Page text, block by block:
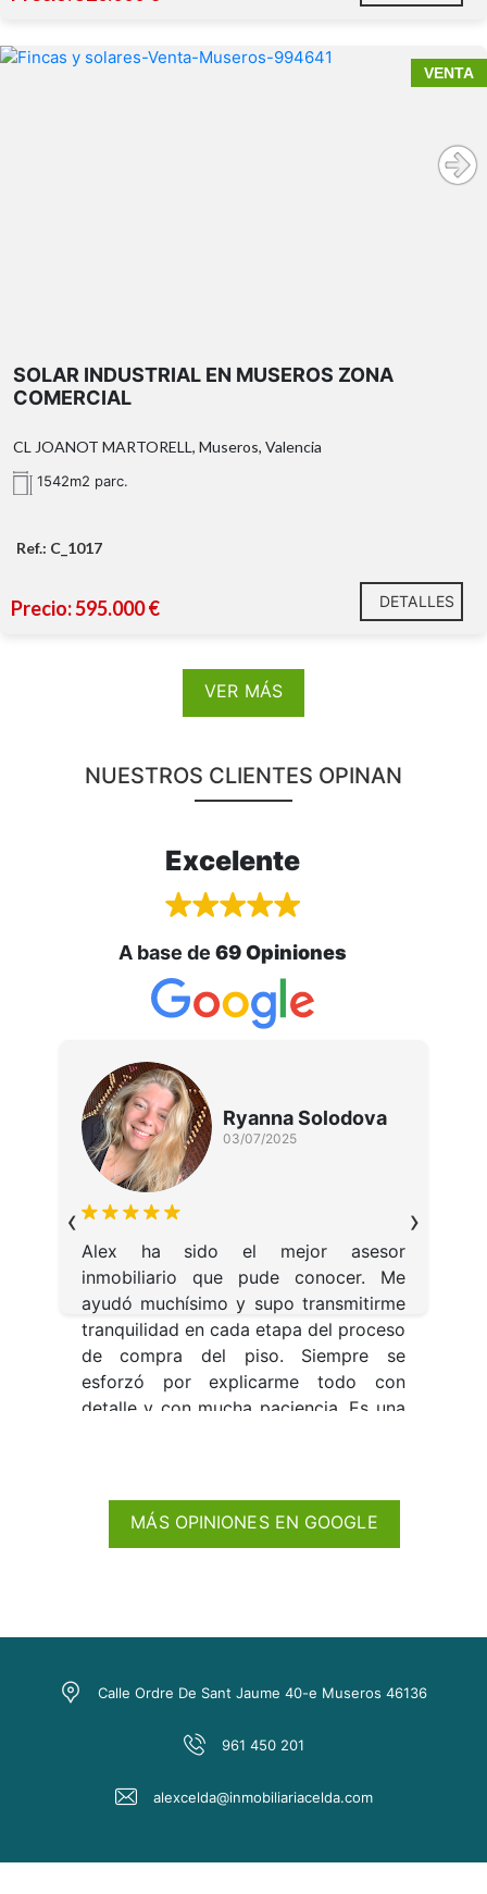
VENTA
SOLAR INDUSTRIAL EN MUSEROS ZONA
COMERCIAL
CL JOANOT MARTORELL, Museros, Valencia
1542m2 parc.
Ref.: C_1017
Precio: 595.000 € DETALLES
VER MÁS
NUESTROS CLIENTES OPINAN
Excelente
A base de 69 Opiniones
‹
Ryanna Solodova
03/07/2025
Alex ha sido el mejor asesor
inmobiliario que pude conocer. Me
ayudó muchísimo y supo transmitirme
tranquilidad en cada etapa del proceso
de compra del piso. Siempre se
esforzó por explicarme todo con
detalle y con mucha paciencia. Es una
›
MÁS OPINIONES EN GOOGLE
Calle Ordre De Sant Jaume 40-e Museros 46136
961 450 201
alexcelda@inmobiliariacelda.com